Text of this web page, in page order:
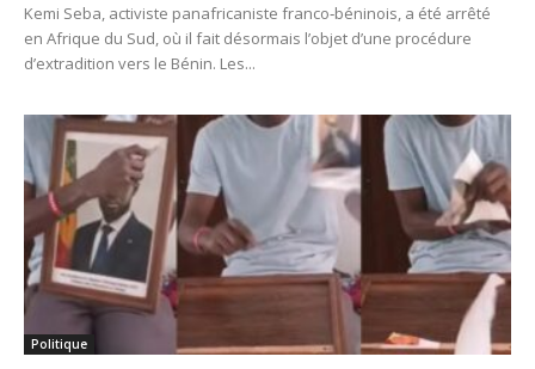
Kemi Seba, activiste panafricaniste franco‑béninois, a été arrêté
en Afrique du Sud, où il fait désormais l’objet d’une procédure
d’extradition vers le Bénin. Les...
Politique